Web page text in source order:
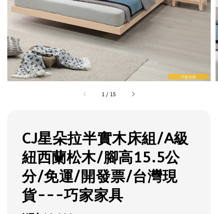
1 / 15
CJ星朵拉半實木床組/A級
紐西蘭松木/腳高15.5公
分/免運/開發票/台灣現
貨---巧家家具